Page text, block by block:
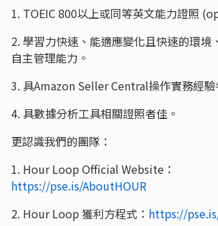
1. TOEIC 800以上或同等英文能力證照
2. 學習力快速、能適應變化且快速的環境
自主管理能力。
3. 具Amazon Seller Central操作實務經驗
4. 具數據分析工具相關證照者佳。
更認識我們的團隊：
1. Hour Loop Official Website：
https://pse.is/AboutHOUR
2. Hour Loop 獲利方程式： https://